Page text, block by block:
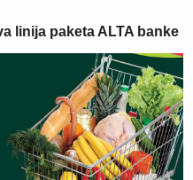
linija paketa ALTA banke